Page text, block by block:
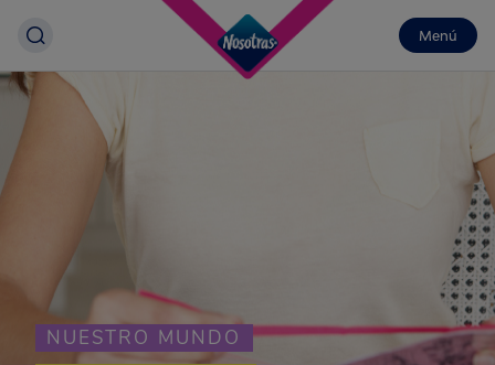
Menú
NUESTRO MUNDO